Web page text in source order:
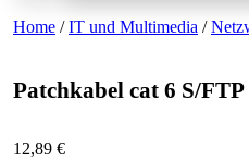
Home /IT und Multimedia /
Patchkabel cat 6 S/
12,89 €